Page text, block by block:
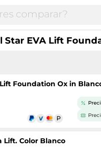
EVA Lift
Foundation Ox in
Lift. Color Blanco